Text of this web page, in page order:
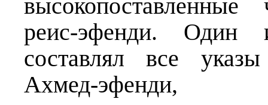
реис-эфенди. Один
составлял все
Ахмед-эфенди,